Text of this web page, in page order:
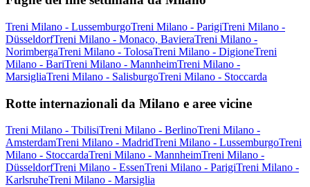
Treni Milano - LussemburgoTreni Milano - ParigiTreni Milano -
DüsseldorfTreni Milano - Monaco, BavieraTreni Milano -
NorimbergaTreni Milano - TolosaTreni Milano - DigioneTreni
Milano - BariTreni Milano - MannheimTreni Milano -
MarsigliaTreni Milano - SalisburgoTreni Milano - Stoccarda
Rotte internazionali da Milano e aree vicine
Treni Milano - TbilisiTreni Milano - BerlinoTreni Milano -
AmsterdamTreni Milano - MadridTreni Milano - LussemburgoTreni
Milano - StoccardaTreni Milano - MannheimTreni Milano -
DüsseldorfTreni Milano - EssenTreni Milano - ParigiTreni Milano -
KarlsruheTreni Milano - Marsiglia